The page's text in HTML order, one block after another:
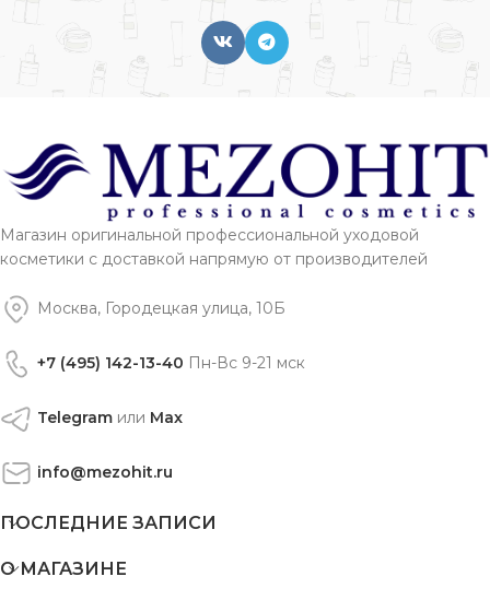
Магазин оригинальной профессиональной уходовой
косметики с доставкой напрямую от производителей
Москва, Городецкая улица, 10Б
+7 (495) 142-13-40 Пн-Вс 9-21 мск
Telegram или Max
info@mezohit.ru
ПОСЛЕДНИЕ ЗАПИСИ
О МАГАЗИНЕ